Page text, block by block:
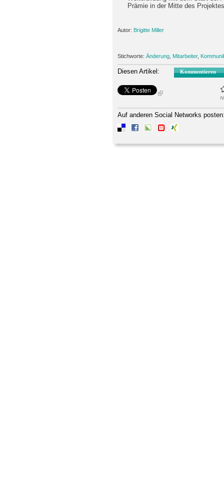
Prämie in der Mitte des
Autor: Brigitte Miller
Stichworte: Änderung Mitarbeiter,
Diesen Artikel: Kommentieren
Auf anderen Social Networks